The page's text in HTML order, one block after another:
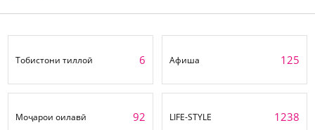
Тобистони тиллоӣ 6 Афиша 125
Моҷарои оилавӣ 92 LIFE-STYLE 1238